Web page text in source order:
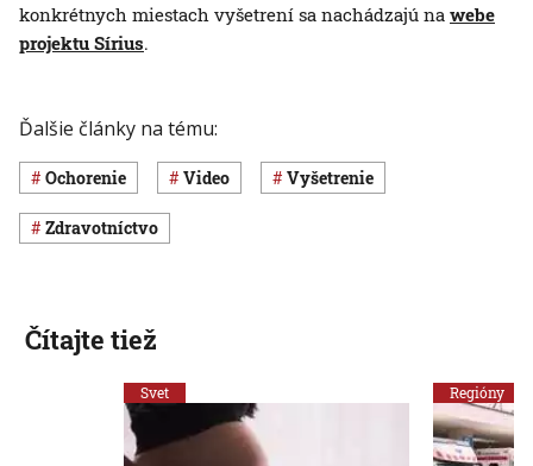
konkrétnych miestach vyšetrení sa nachádzajú na webe
projektu Sírius.
Ďalšie články na tému:
ochorenie Video vyšetrenie
Zdravotníctvo
Čítajte tiež
Svet Regióny